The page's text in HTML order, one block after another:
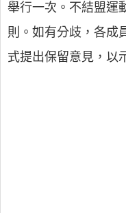
舉行一次。不結盟運
則。如有分歧，各成
式提出保留意見，以